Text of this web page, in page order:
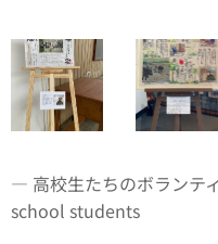
― 高校生たちのボラン
school students